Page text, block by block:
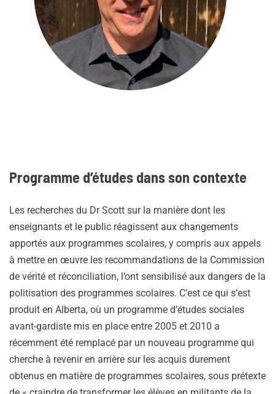
Programme d’études dans son contexte
Les recherches du Dr Scott sur la manière dont les
enseignants et le public réagissent aux changements
apportés aux programmes scolaires, y compris aux appels
à mettre en œuvre les recommandations de la Commission
de vérité et réconciliation, l’ont sensibilisé aux dangers de la
politisation des programmes scolaires. C’est ce qui s’est
produit en Alberta, où un programme d’études sociales
avant-gardiste mis en place entre 2005 et 2010 a
récemment été remplacé par un nouveau programme qui
cherche à revenir en arrière sur les acquis durement
obtenus en matière de programmes scolaires, sous prétexte